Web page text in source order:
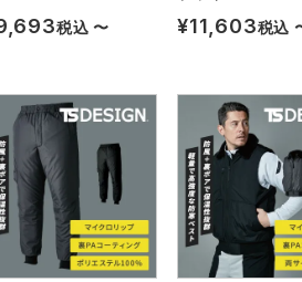
税込 〜 ¥11,603税込